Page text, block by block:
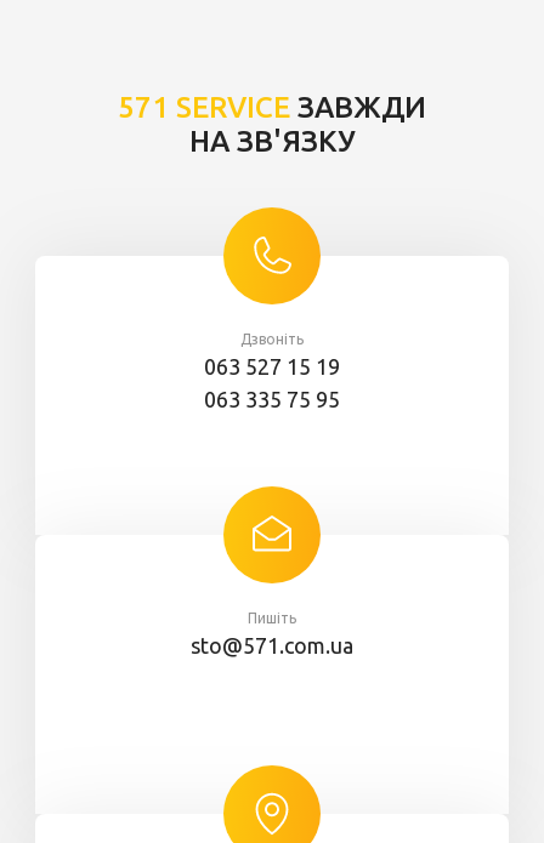
571 SERVICE ЗАВЖДИ
НА ЗВ'ЯЗКУ
Дзвоніть
063 527 15 19
063 335 75 95
Пишіть
sto@571.com.ua